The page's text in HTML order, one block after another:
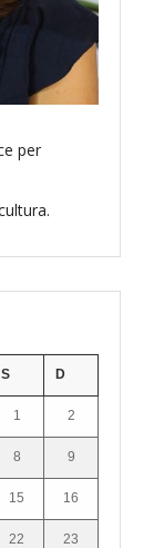
per
S D
1 2
8 9
15 16
22 23